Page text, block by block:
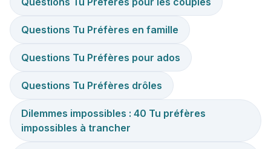
Questions Tu Préfères en famille
Questions Tu Préfères pour ados
Questions Tu Préfères drôles
Dilemmes impossibles : 40 Tu préfères
impossibles à trancher